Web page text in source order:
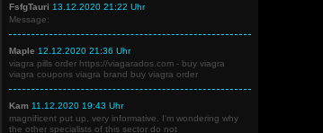
FsfgTauri 13.12.2020 21:22 Uhr
Message:
Maple 12.12.2020 21:36 Uhr
viagra pills order https://viagarados.com - buy viagra
viagra coupons viagra brand buy viagra order
Kam 11.12.2020 19:43 Uhr
magnificent put up, very informative. I'm wondering why
the other specialists of this sector do not